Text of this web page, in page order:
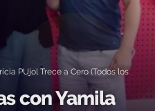
PUjol Trece a Cero (Todos los
con Yamila